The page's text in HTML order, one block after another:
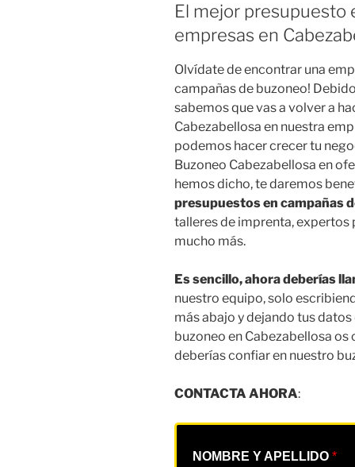
El mejor presupuesto
empresas en
Olvídate de encontrar una
campañas de buzoneo!
sabemos que vas a volver a
Cabezabellosa en nuestra
podemos hacer crecer tu
Buzoneo Cabezabellosa en
hemos dicho, te daremos
presupuestos en campañas
talleres de imprenta, expertos
mucho más.
Es sencillo, ahora deberías
nuestro equipo, solo
más abajo y dejando tus
buzoneo en Cabezabellosa
deberías confiar en nuestro
CONTACTA AHORA:
NOMBRE Y APELLIDO *